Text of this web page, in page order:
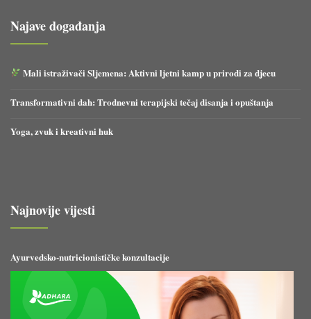
Najave događanja
Mali istraživači Sljemena: Aktivni ljetni kamp u prirodi za djecu
Transformativni dah: Trodnevni terapijski tečaj disanja i opuštanja
Yoga, zvuk i kreativni huk
Najnovije vijesti
Ayurvedsko-nutricionističke konzultacije